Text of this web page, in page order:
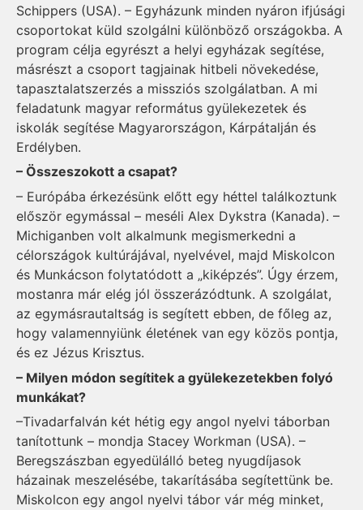
Schippers (USA). – Egyházunk minden nyáron ifjúsági
csoportokat küld szolgálni különböző országokba. A
program célja egyrészt a helyi egyházak segítése,
másrészt a csoport tagjainak hitbeli növekedése,
tapasztalatszerzés a missziós szolgálatban. A mi
feladatunk magyar református gyülekezetek és
iskolák segítése Magyarországon, Kárpátalján és
Erdélyben.
– Összeszokott a csapat?
– Európába érkezésünk előtt egy héttel találkoztunk
először egymással – meséli Alex Dykstra (Kanada). –
Michiganben volt alkalmunk megismerkedni a
célországok kultúrájával, nyelvével, majd Miskolcon
és Munkácson folytatódott a „kiképzés”. Úgy érzem,
mostanra már elég jól összerázódtunk. A szolgálat,
az egymásrautaltság is segített ebben, de főleg az,
hogy valamennyiünk életének van egy közös pontja,
és ez Jézus Krisztus.
– Milyen módon segítitek a gyülekezetekben folyó
munkákat?
–Tivadarfalván két hétig egy angol nyelvi táborban
tanítottunk – mondja Stacey Workman (USA). –
Beregszászban egyedülálló beteg nyugdíjasok
házainak meszelésébe, takarításába segítettünk be.
Miskolcon egy angol nyelvi tábor vár még minket,